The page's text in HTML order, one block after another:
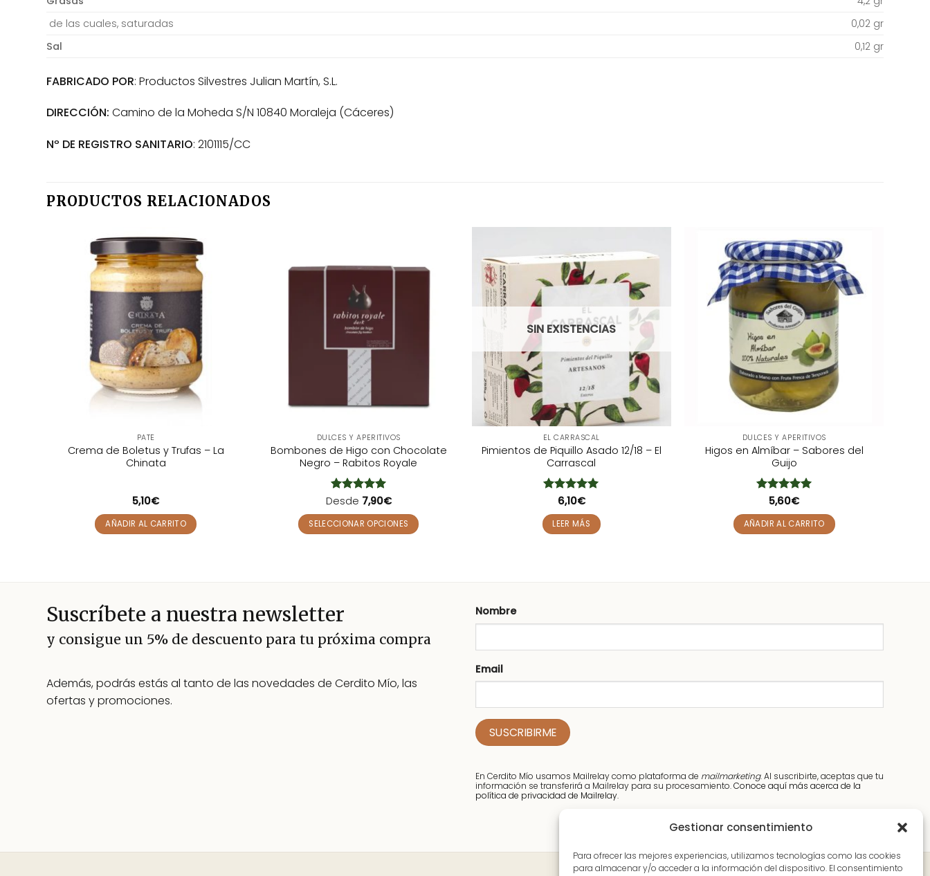
Gestionar consentimiento
Para ofrecer las mejores experiencias, utilizamos tecnologías como las cookies
para almacenar y/o acceder a la información del dispositivo. El consentimiento
de las cuales, saturadas
0,02 gr
Sal
0,12 gr
FABRICADO POR: Productos Silvestres Julian Martín, S.L.
DIRECCIÓN: Camino de la Moheda S/N 10840 Moraleja (Cáceres)
Nº DE REGISTRO SANITARIO: 2101115/CC
PRODUCTOS RELACIONADOS
PATÉ
Crema de Boletus y Trufas – La
Chinata
5,10€
AÑADIR AL CARRITO
DULCES Y APERITIVOS
Bombones de Higo con Chocolate
Negro – Rabitos Royale
Valorado
Desde 7,90€
SELECCIONAR OPCIONES
opciones
elegir
SIN EXISTENCIAS
EL CARRASCAL
Pimientos de Piquillo Asado 12/18 – El
Carrascal
Valorado
6,10€
LEER MÁS
DULCES Y APERITIVOS
Higos en Almíbar – Sabores del
Guijo
Valorado
5,60€
AÑADIR AL CARRITO
Suscríbete a nuestra newsletter
y consigue un 5% de descuento para tu próxima compra
Además, podrás estás al tanto de las novedades de Cerdito Mío, las
ofertas y promociones.
Nombre
Email
En Cerdito Mío usamos Mailrelay como plataforma de mailmarketing. Al suscribirte, aceptas que tu
información se transferirá a Mailrelay para su procesamiento.Conoce aquí más acerca de la
política de privacidad de Mailrelay.